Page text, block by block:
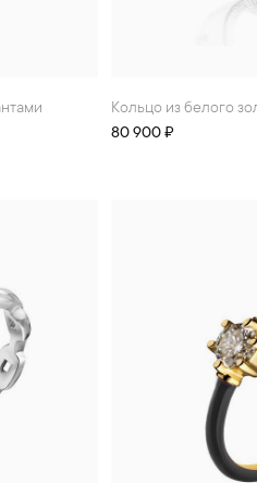
Кольцо из белого
80 900 ₽